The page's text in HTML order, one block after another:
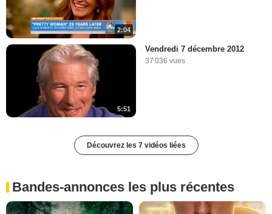
2:04
5:51
Vendredi 7 décembre 2012
37 036 vues
Découvrez les 7 vidéos liées
Bandes-annonces les plus récentes